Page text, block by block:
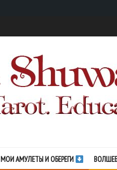
МОИ АМУЛЕТЫ И ОБЕРЕГИ